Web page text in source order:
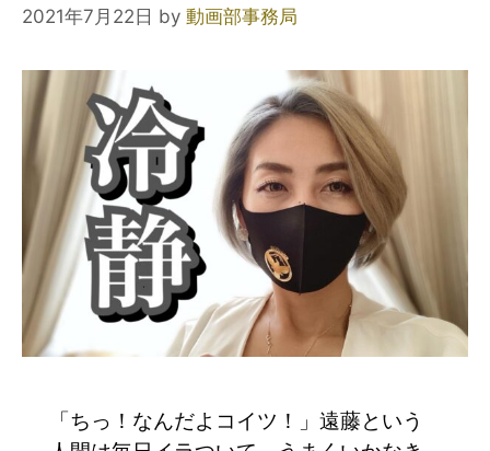
2021年7月22日 by 動画部事務局
「ちっ！なんだよコイツ！」遠藤という